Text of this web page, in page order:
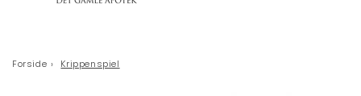
Forside › Krippenspiel